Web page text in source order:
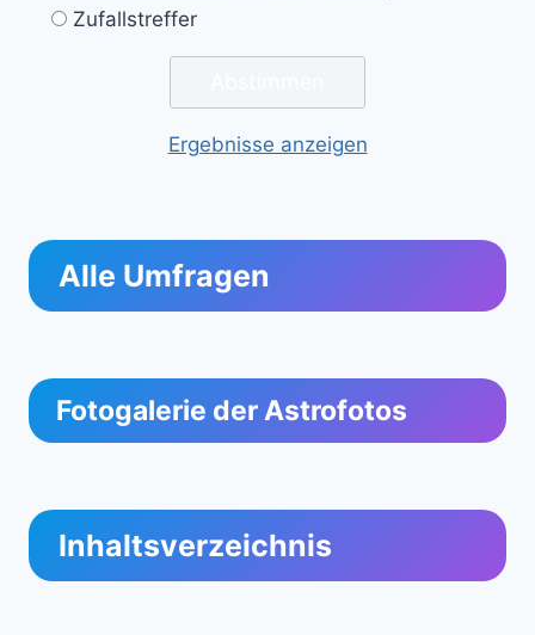
Zufallstreffer
Ergebnisse anzeigen
Alle Umfragen
Fotogalerie der Astrofotos
Inhaltsverzeichnis